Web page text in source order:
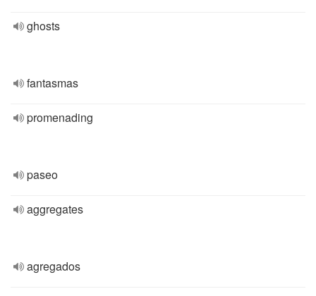
ghosts
fantasmas
promenading
paseo
aggregates
agregados